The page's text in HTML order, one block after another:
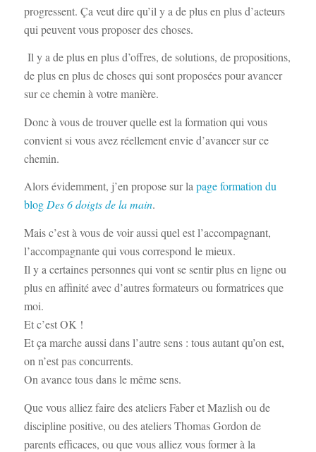
progressent. Ça veut dire qu’il y a de plus en plus d’acteurs
qui peuvent vous proposer des choses.
Il y a de plus en plus d’offres, de solutions, de propositions,
de plus en plus de choses qui sont proposées pour avancer
sur ce chemin à votre manière.
Donc à vous de trouver quelle est la formation qui vous
convient si vous avez réellement envie d’avancer sur ce
chemin.
Alors évidemment, j’en propose sur lapage formation du
blogDes 6 doigts de la main.
Mais c’est à vous de voir aussi quel est l’accompagnant,
l’accompagnante qui vous correspond le mieux.
Il y a certaines personnes qui vont se sentir plus en ligne ou
plus en affinité avec d’autres formateurs ou formatrices que
moi.
Et c’est OK !
Et ça marche aussi dans l’autre sens : tous autant qu’on est,
on n’est pas concurrents.
On avance tous dans le même sens.
Que vous alliez faire des ateliers Faber et Mazlish ou de
discipline positive, ou des ateliers Thomas Gordon de
parents efficaces, ou que vous alliez vous former à la